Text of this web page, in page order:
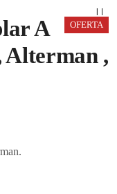
OFERTA
A
Alterman ,